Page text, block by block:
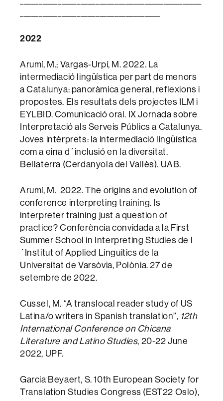
2022
Arumí, M.; Vargas-Urpí, M. 2022. La
intermediació lingüística per part de menors
a Catalunya: panoràmica general, reflexions i
propostes. Els resultats dels projectes ILM i
EYLBID. Comunicació oral. IX Jornada sobre
Interpretació als Serveis Públics a Catalunya.
Joves intèrprets: la intermediació lingüística
com a eina d´inclusió en la diversitat.
Bellaterra (Cerdanyola del Vallès). UAB.
Arumí, M. 2022. The origins and evolution of
conference interpreting training. Is
interpreter training just a question of
practice? Conferència convidada a la First
Summer School in Interpreting Studies de l
´Institut of Applied Linguitics de la
Universitat de Varsòvia, Polònia. 27 de
setembre de 2022.
Cussel, M. “A translocal reader study of US
Latina/o writers in Spanish translation”, 12th
International Conference on Chicana
Literature and Latino Studies, 20-22 June
2022, UPF.
Garcia Beyaert, S. 10th European Society for
Translation Studies Congress (EST22 Oslo),